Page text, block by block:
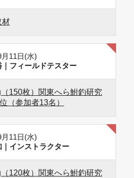
材
11日(水)
｜フィールドテスター
150枚）関東へら鮒釣研究
（参加者13名）
11日(水)
｜インストラクター
120枚）関東へら鮒釣研究